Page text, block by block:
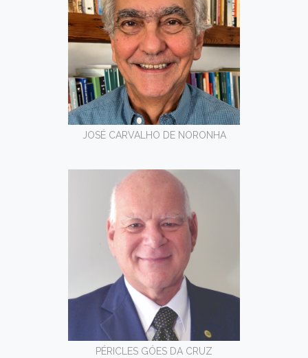
JOSÉ CARVALHO DE NORONHA
PÉRICLES GÓES DA CRUZ